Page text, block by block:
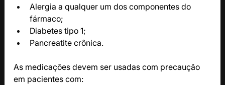
Alergia a qualquer um dos componentes do
fármaco;
Diabetes tipo 1;
Pancreatite crônica.
As medicações devem ser usadas com precaução
em pacientes com: